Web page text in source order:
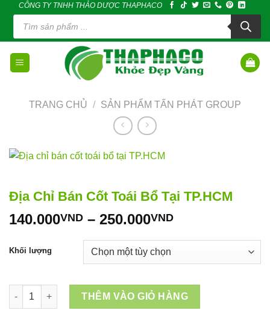
content
CÔNG TY TNHH THẢO DƯỢC THAPHACO
Tìm
kiếm
phẩm
TRANG CHỦ / SẢN PHẨM TẤN PHÁT GROUP
Địa Chỉ Bán Cốt Toái Bổ Tại TP.HCM
140.000VND – 250.000VNDKhoảng
140.000VND
250.000VND
Khối lượng
Địa Chỉ Bán Cốt Toái Bổ Tại TP.HCM số lượng
THÊM VÀO GIỎ HÀNG